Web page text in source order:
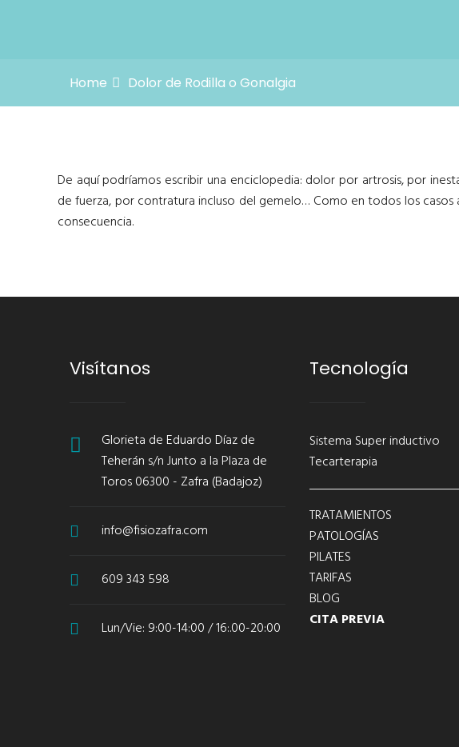
Home Dolor de Rodilla o Gonalgia
De aquí podríamos escribir una enciclopedia: dolor por artrosis, por
de fuerza, por contratura incluso del gemelo… Como en todos los
consecuencia.
Visítanos
Glorieta de Eduardo Díaz de
Teherán s/n Junto a la Plaza de
Toros 06300 - Zafra (Badajoz)
info@fisiozafra.com
609 343 598
Lun/Vie: 9:00-14:00 / 16:.00-20:00
Tecnología
Sistema Super inductivo
Tecarterapia
TRATAMIENTOS
PATOLOGÍAS
PILATES
TARIFAS
BLOG
CITA PREVIA